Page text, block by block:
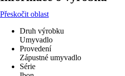
Přeskočit oblast
Druh výrobku
Umyvadlo
Provedení
Zápustné umyvadlo
Série